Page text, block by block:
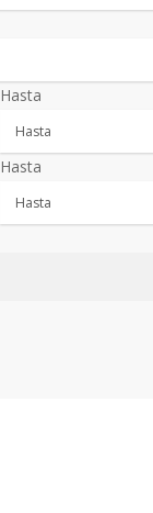
Hasta
Hasta